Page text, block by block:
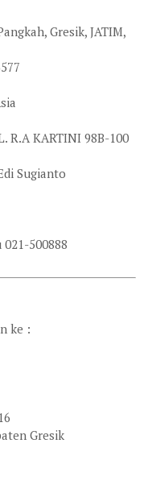
Gresik, JATIM,
R.A KARTINI 98B-100
Sugianto
500888
ke :
Gresik